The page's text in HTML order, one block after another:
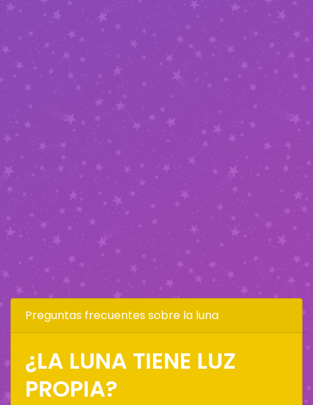
Preguntas frecuentes sobre la luna
¿LA LUNA TIENE LUZ
PROPIA?